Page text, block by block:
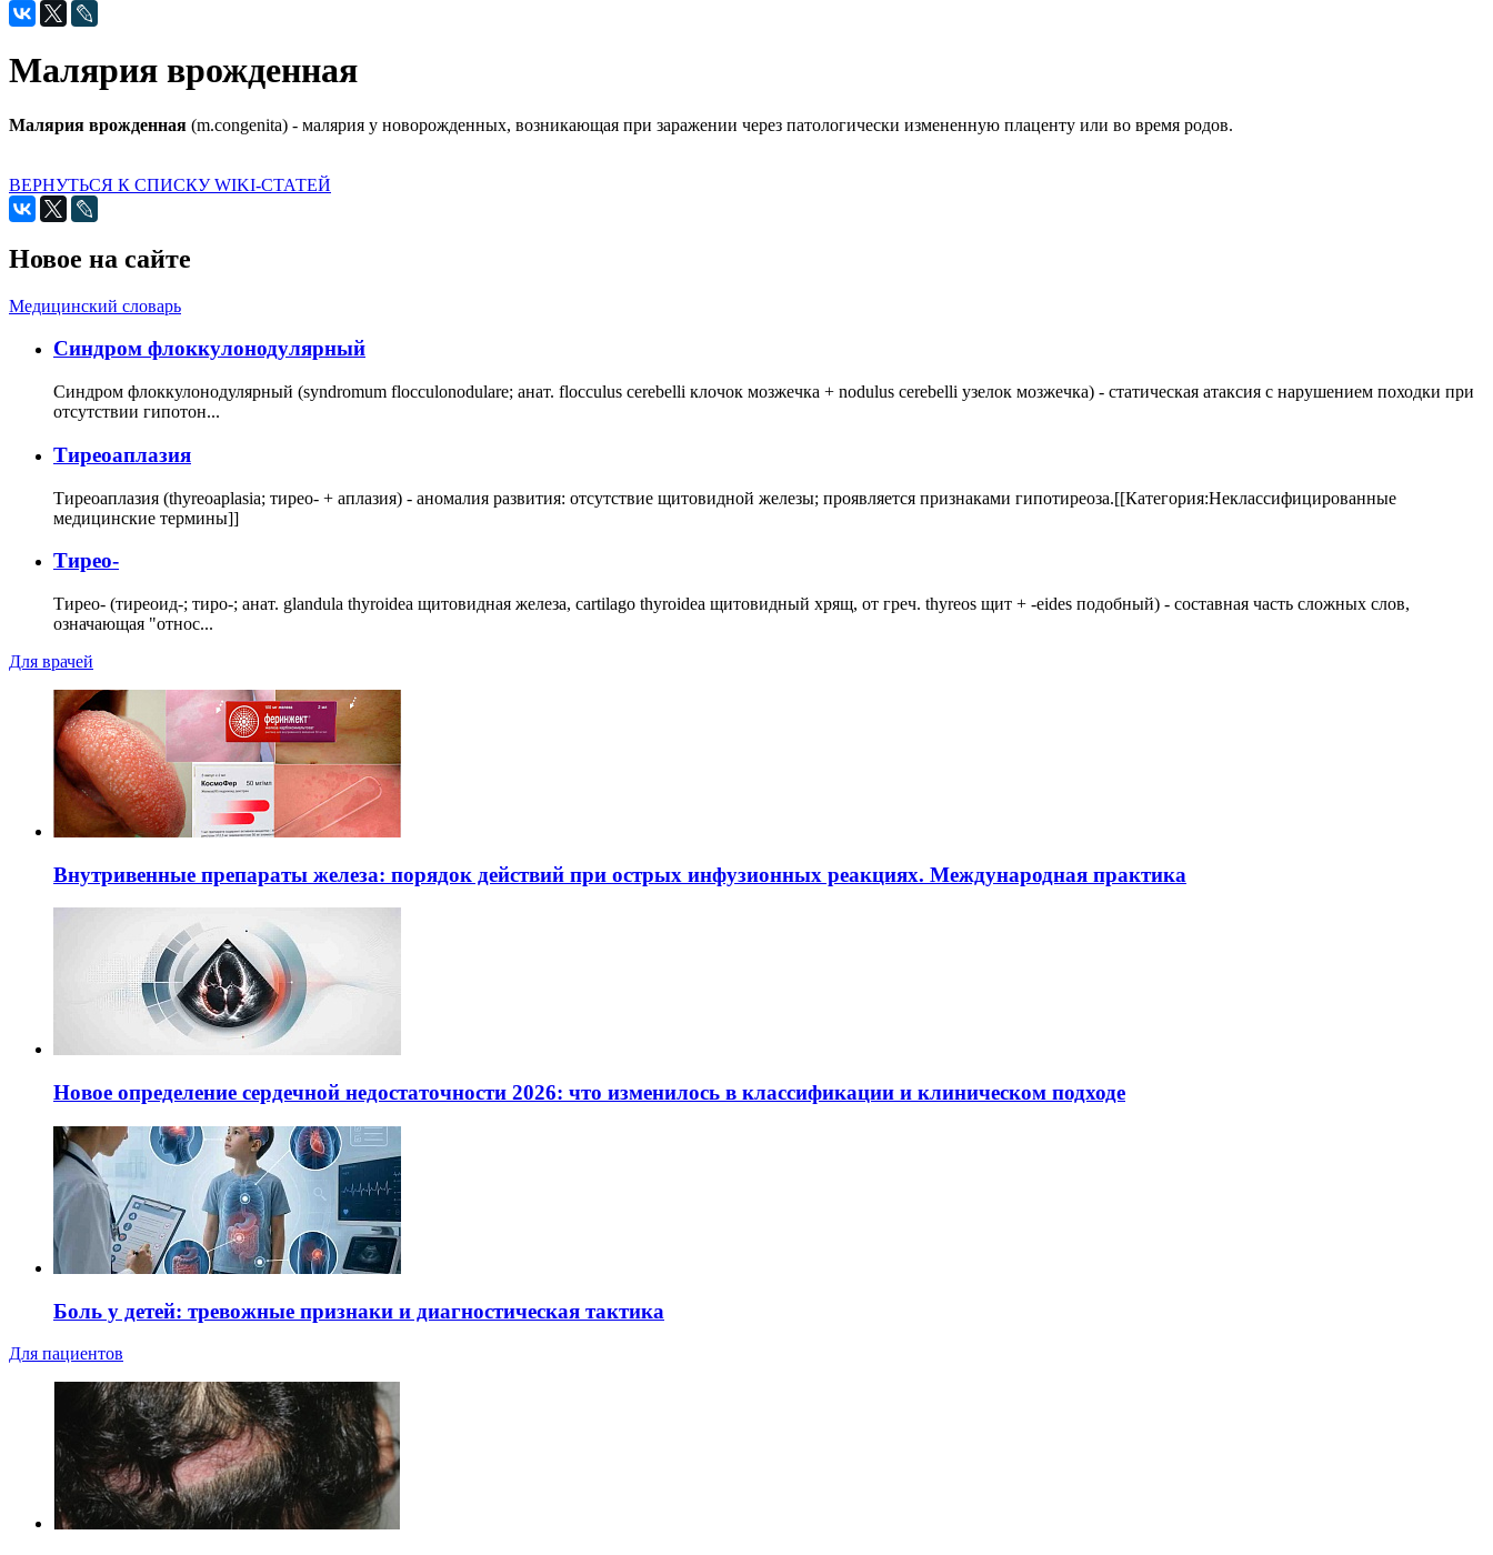
Малярия врожденная
Малярия врожденная (m.congenita) - малярия у новорожденных, возникающая при заражении через патологически измененную плаценту или во время родов.
ВЕРНУТЬСЯ К СПИСКУ WIKI-СТАТЕЙ
Новое на сайте
Медицинский словарь
Cиндром флоккулонодулярный
Синдром флоккулонодулярный (syndromum flocculonodulare; анат. flocculus cerebelli клочок мозжечка + nodulus cerebelli узелок мозжечка) - статическая атаксия с нарушением походки при
отсутствии гипотон...
Тиреоаплазия
Тиреоаплазия (thyreoaplasia; тирео- + аплазия) - аномалия развития: отсутствие щитовидной железы; проявляется признаками гипотиреоза.[[Категория:Неклассифицированные
медицинские термины]]
Тирео-
Тирео- (тиреоид-; тиро-; анат. glandula thyroidea щитовидная железа, cartilago thyroidea щитовидный хрящ, от греч. thyreos щит + -eides подобный) - составная часть сложных слов,
означающая "относ...
Для врачей
Внутривенные препараты железа: порядок действий при острых инфузионных реакциях. Международная практика
Новое определение сердечной недостаточности 2026: что изменилось в классификации и клиническом подходе
Боль у детей: тревожные признаки и диагностическая тактика
Для пациентов